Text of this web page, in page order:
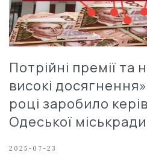
Потрійні премії та
високі
році заробило
Одеської міськради
2025-07-23